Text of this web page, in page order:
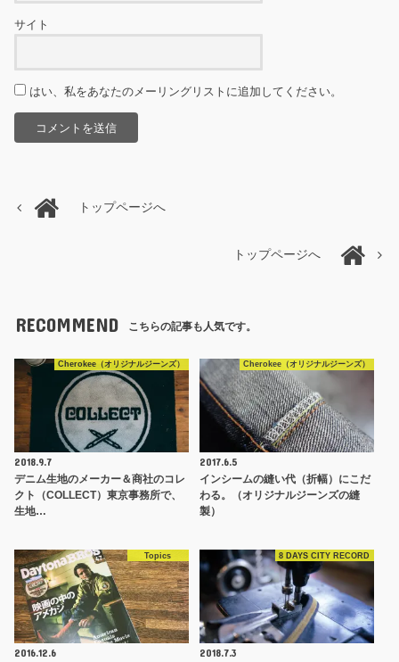
サイト
はい、私をあなたのメーリングリストに追加してください。
トップページへ
トップページへ
RECOMMEND こちらの記事も人気です。
Cherokee（オリジナルジーンズ）
2018.9.7
デニム生地のメーカー＆商社のコレ
クト（COLLECT）東京事務所で、
生地…
Cherokee（オリジナルジーンズ）
2017.6.5
インシームの縫い代（折幅）にこだ
わる。（オリジナルジーンズの縫
製）
Topics
2016.12.6
8 DAYS CITY RECORD
2018.7.3